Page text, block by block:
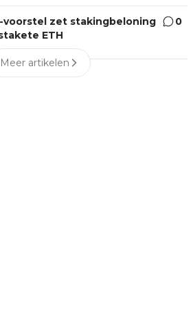
voorstel zet stakingbeloning
ETH
0
Meer artikelen